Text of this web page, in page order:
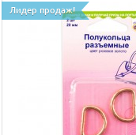
Лидер продаж!